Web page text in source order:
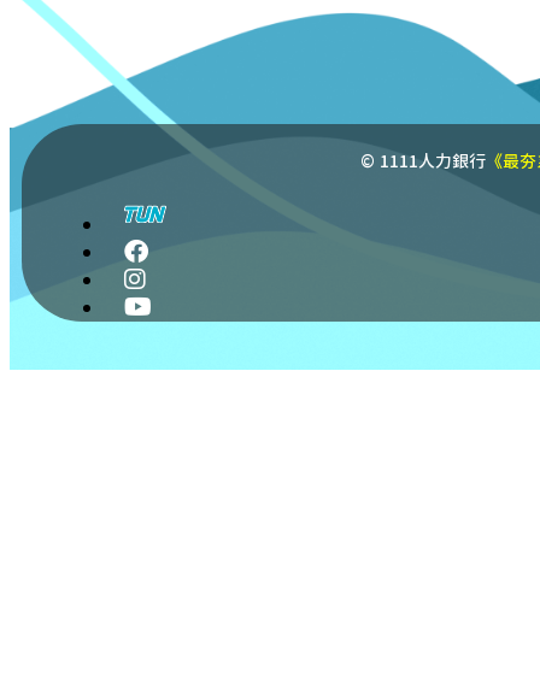
© 1111人力銀行 《最